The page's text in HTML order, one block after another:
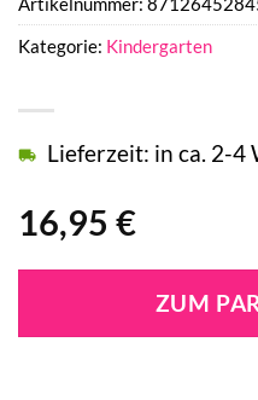
16,95 €
Lieferzeit: in ca. 2-4
ZUM
Kategorie: Kindergarten